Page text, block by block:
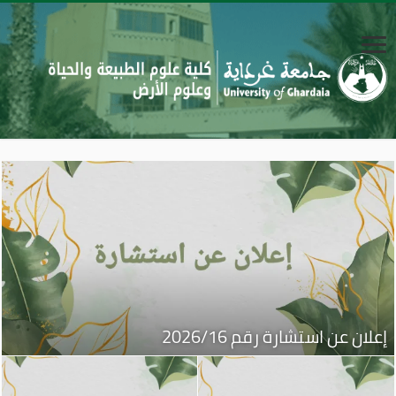
إعلان عن استشارة رقم 2026/16